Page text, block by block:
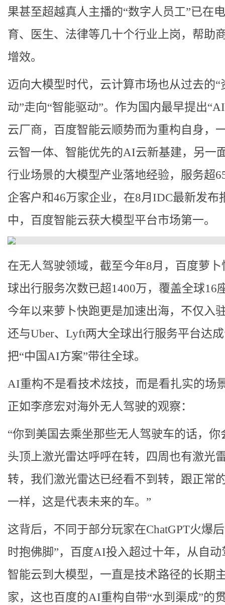
果甚至超越真人主播的“数字人员工”已在
育、医生、法律等几十个行业上岗，帮助
增效。
迈向大模型时代，云计算市场也从过去的“
动”走向“智能驱动”。作为国内最早提出
云厂商，百度智能云顺势而为重构自身，
云智一体、智能优先的AI云新基建，另一
行业场景的大模型产业落地经验，服务超
企客户和46万家企业，在8月IDC最新发布
中，百度智能云获大模型平台市场第一。
在无人驾驶领域，截至今年8月，百度萝卜
球出行服务次数已超1400万，覆盖全球16
今年以来萝卜快跑更是加速出海，不仅入
还与Uber、Lyft两大全球出行服务平台达
把“中国AI方案”带往全球。
AI重构不是看技术炫技，而是看扎实的场
正如李彦宏对海外无人驾驶的观察：
“你到美国去乘坐那些无人驾驶车的话，你
头顶上激光雷达呼呼在转，四周也有激光
转，我们激光雷达已经看不到转，跟正常
一样，这是代表未来的车。”
这背后，不同于部分玩家在ChatGPT火爆
时抱佛脚”，百度AI投入超过十年，从自动
智能云到大模型，一直是技术路径的长期
家，这也百度的AI重构自带“水到渠成”的